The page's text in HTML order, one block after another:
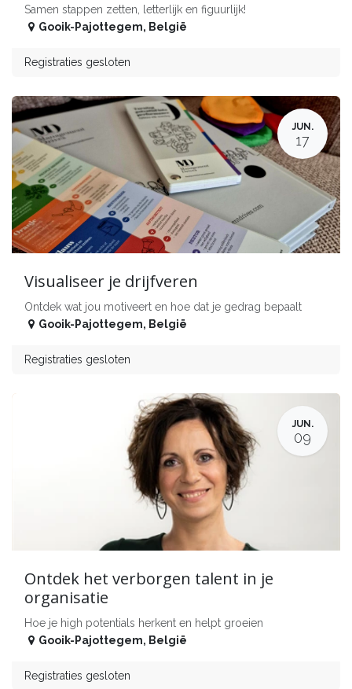
Samen stappen zetten, letterlijk en figuurlijk!
Gooik-Pajottegem, België
Registraties gesloten
JUN.
17
Visualiseer je drijfveren
Ontdek wat jou motiveert en hoe dat je gedrag bepaalt
Gooik-Pajottegem, België
Registraties gesloten
JUN.
09
Ontdek het verborgen talent in je
organisatie
Hoe je high potentials herkent en helpt groeien
Gooik-Pajottegem, België
Registraties gesloten